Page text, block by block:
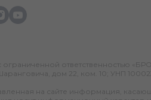
ограниченной ответственностью
дом 22, ком. 10; УНП
на сайте информация,